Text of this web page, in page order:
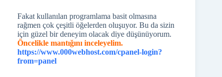
Fakat kullanılan programlama basit olmasına
rağmen çok çeşitli öğelerden oluşuyor. Bu da sizin
için güzel bir deneyim olacak diye düşünüyorum.
Öncelikle mantığını inceleyelim.
https://www.000webhost.com/cpanel-login?
from=panel